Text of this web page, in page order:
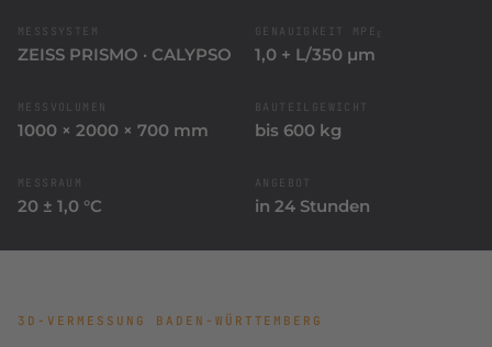
MESSSYSTEM
ZEISS PRISMO · CALYPSO
GENAUIGKEIT MPE E
1,0 + L/350 µm
MESSVOLUMEN
1000 × 2000 × 700 mm
BAUTEILGEWICHT
bis 600 kg
MESSRAUM
20 ± 1,0 °C
ANGEBOT
in 24 Stunden
3D-VERMESSUNG BADEN-WÜRTTEMBERG